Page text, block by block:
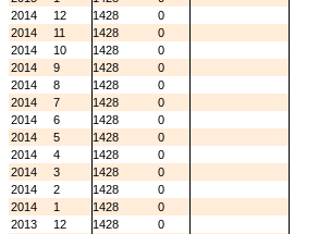
2014
12 1428
0
2014
11 1428
0
2014
10 1428
0
2014
9 1428
0
2014
8 1428
0
2014
7 1428
0
2014
6 1428
0
2014
5 1428
0
2014
4 1428
0
2014
3 1428
0
2014
2 1428
0
2014
1 1428
0
2013
12 1428
0